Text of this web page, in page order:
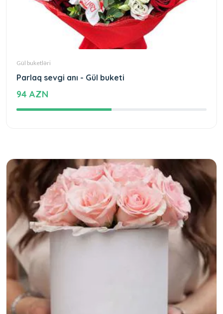
Gül buketləri
Parlaq sevgi anı - Gül buketi
94 AZN